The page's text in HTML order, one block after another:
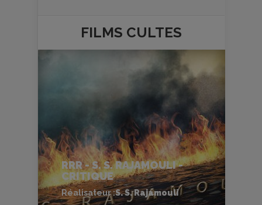
FILMS CULTES
RRR - S. S. RAJAMOULI -
CRITIQUE
Réalisateur :S. S. Rajamouli